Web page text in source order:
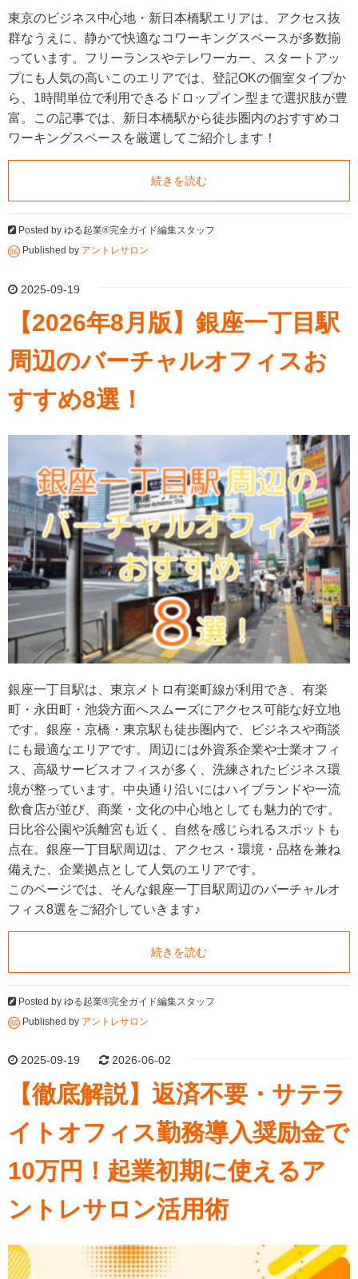
東京のビジネス中心地・新日本橋駅エリアは、アクセス抜
群なうえに、静かで快適なコワーキングスペースが多数揃
っています。フリーランスやテレワーカー、スタートアッ
プにも人気の高いこのエリアでは、登記OKの個室タイプか
ら、1時間単位で利用できるドロップイン型まで選択肢が豊
富。この記事では、新日本橋駅から徒歩圏内のおすすめコ
ワーキングスペースを厳選してご紹介します！
続きを読む
Posted by ゆる起業®完全ガイド編集スタッフ
Published by アントレサロン
2025-09-19
【2026年8月版】銀座一丁目駅
周辺のバーチャルオフィスお
すすめ8選！
銀座一丁目駅は、東京メトロ有楽町線が利用でき、有楽
町・永田町・池袋方面へスムーズにアクセス可能な好立地
です。銀座・京橋・東京駅も徒歩圏内で、ビジネスや商談
にも最適なエリアです。周辺には外資系企業や士業オフィ
ス、高級サービスオフィスが多く、洗練されたビジネス環
境が整っています。中央通り沿いにはハイブランドや一流
飲食店が並び、商業・文化の中心地としても魅力的です。
日比谷公園や浜離宮も近く、自然を感じられるスポットも
点在。銀座一丁目駅周辺は、アクセス・環境・品格を兼ね
備えた、企業拠点として人気のエリアです。
このページでは、そんな銀座一丁目駅周辺のバーチャルオ
フィス8選をご紹介していきます♪
続きを読む
Posted by ゆる起業®完全ガイド編集スタッフ
Published by アントレサロン
2025-09-19 2026-06-02
【徹底解説】返済不要・サテラ
イトオフィス勤務導入奨励金で
10万円！起業初期に使えるア
ントレサロン活用術